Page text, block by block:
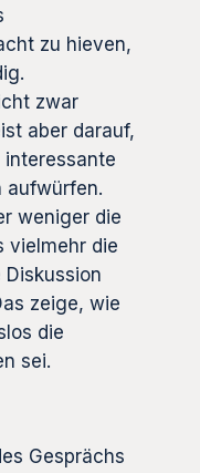
zu hieven,
zwar
aber darauf,
interessante
aufwürfen.
weniger die
vielmehr die
zeige, wie
die
sei.
Gesprächs